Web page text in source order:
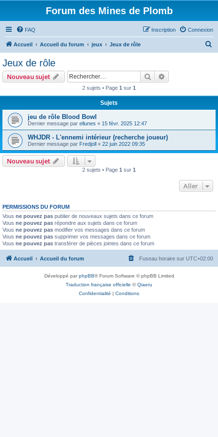
Forum des Mines de Plomb
FAQ Connexion
Inscription
Accueil Accueil du forum jeux Jeux de rôle
r
Jeux de rôle
Nouveau sujet Rechercher
2 sujets • Page 1 sur 1
Sujets
jeu de rôle Blood Bowl
Dernier message par ellunes « 15 févr. 2025 12:47
WHJDR - L'ennemi intérieur (recherche joueur)
Dernier message par Fredjoll « 22 juin 2022 09:35
Nouveau sujet
2 sujets • Page 1 sur 1
Aller
PERMISSIONS DU FORUM
Vous ne pouvez pas publier de nouveaux sujets dans ce forum
Vous ne pouvez pas répondre aux sujets dans ce forum
Vous ne pouvez pas modifier vos messages dans ce forum
Vous ne pouvez pas supprimer vos messages dans ce forum
Vous ne pouvez pas transférer de pièces jointes dans ce forum
Accueil Accueil du forum Fuseau horaire sur UTC+02:00
Développé parphpBB® Forum Software © phpBB Limited
Traduction française officielle ©Qiaeru
Confidentialité | Conditions